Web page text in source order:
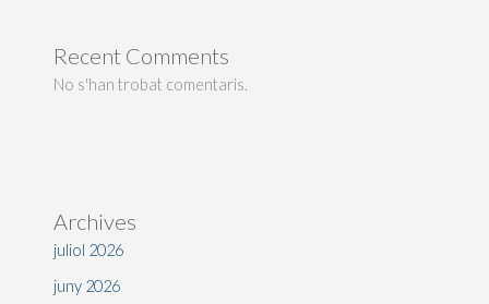
Recent Comments
No s'han trobat comentaris.
Archives
juliol 2026
juny 2026